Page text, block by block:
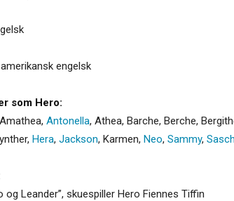
engelsk
som Hero:
Amathea, Antonella, Athea, Barche, Berche,
, Hera, Jackson, Karmen, Neo, Sammy,
og Leander”, skuespiller Hero Fiennes Tiffin